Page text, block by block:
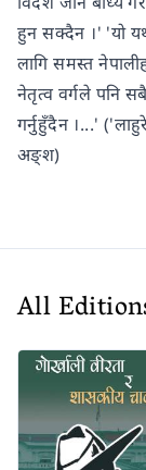
हुन सक्दैन ।' 'यो
लागि समस्त
नेतृत्व वर्गले पनि
गर्नुहुँदैन ।...' ('लाहुरे
अङ्श)
All